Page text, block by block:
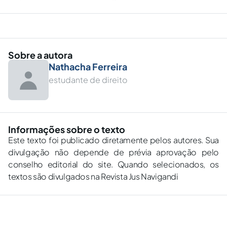
Sobre a autora
Nathacha Ferreira
estudante de direito
Informações sobre o texto
Este texto foi publicado diretamente pelos autores. Sua
divulgação não depende de prévia aprovação pelo
conselho editorial do site. Quando selecionados, os
textos são divulgados na Revista Jus Navigandi